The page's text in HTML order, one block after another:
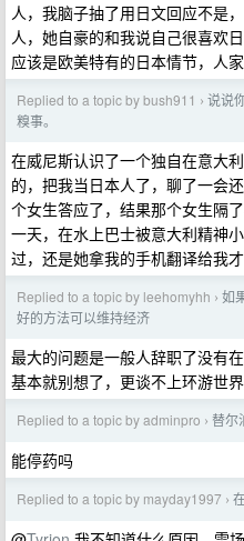
人，我脑子抽了用日文回应不是
人，她自豪的和我说自己很喜欢
应该是欧美特有的日本情节，人
Replied to a topic by bush911 › 说说
糗事。
在威尼斯认识了一个独自在意大
的，把我当日本人了，聊了一会
个女生答应了，结果那个女生隔
一天，在水上巴士被意大利精神
过，还是她拿我的手机翻译给我
Replied to a topic by leehomyhh › 如
好的方法可以维持经济
最大的问题是一般人辞职了没有
基本就别想了，更谈不上环游世
Replied to a topic by adminpro › 替尔
能停药吗
Replied to a topic by mayday1997 ›